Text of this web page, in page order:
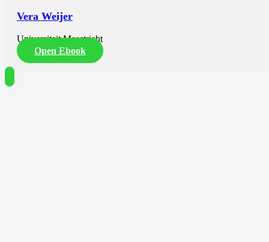
Vera Weijer
Universiteit Maastricht
Open Ebook